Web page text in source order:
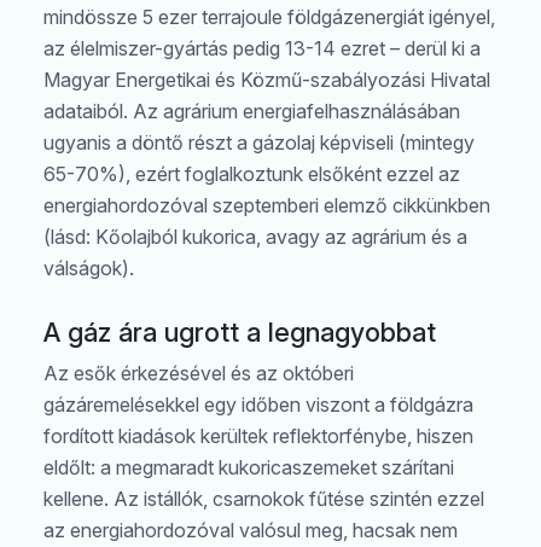
mindössze 5 ezer terrajoule földgázenergiát igényel,
az élelmiszer-gyártás pedig 13-14 ezret – derül ki a
Magyar Energetikai és Közmű-szabályozási Hivatal
adataiból. Az agrárium energiafelhasználásában
ugyanis a döntő részt a gázolaj képviseli (mintegy
65-70%), ezért foglalkoztunk elsőként ezzel az
energiahordozóval szeptemberi elemző cikkünkben
(lásd: Kőolajból kukorica, avagy az agrárium és a
válságok).
A gáz ára ugrott a legnagyobbat
Az esők érkezésével és az októberi
gázáremelésekkel egy időben viszont a földgázra
fordított kiadások kerültek reflektorfénybe, hiszen
eldőlt: a megmaradt kukoricaszemeket szárítani
kellene. Az istállók, csarnokok fűtése szintén ezzel
az energiahordozóval valósul meg, hacsak nem